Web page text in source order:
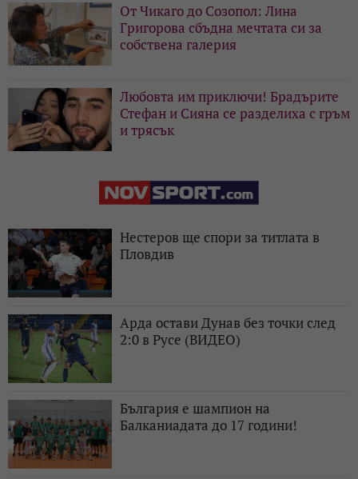
От Чикаго до Созопол: Лина
Григорова сбъдна мечтата си за
собствена галерия
Любовта им приключи! Брадърите
Стефан и Сияна се разделиха с гръм
и трясък
Нестеров ще спори за титлата в
Пловдив
Арда остави Дунав без точки след
2:0 в Русе (ВИДЕО)
България е шампион на
Балканиадата до 17 години!